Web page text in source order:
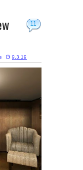
11
9.3.19